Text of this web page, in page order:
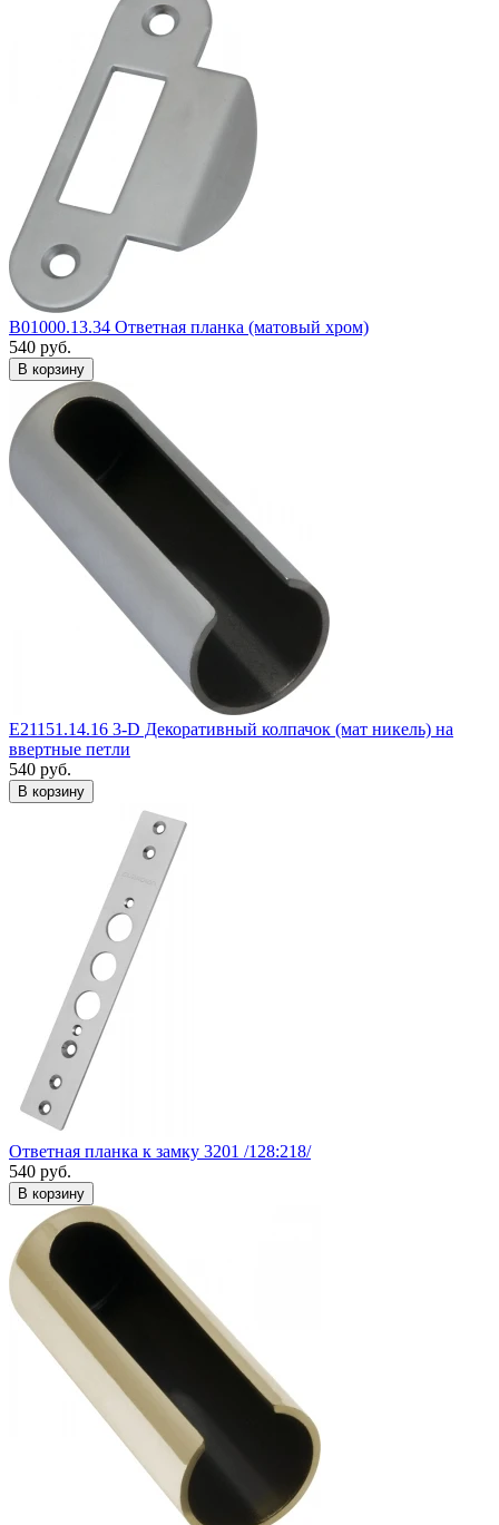
B01000.13.34 Ответная планка (матовый хром)
540 руб.
E21151.14.16 3-D Декоративный колпачок (мат никель) на
ввертные петли
540 руб.
Ответная планка к замку 3201 /128:218/
540 руб.